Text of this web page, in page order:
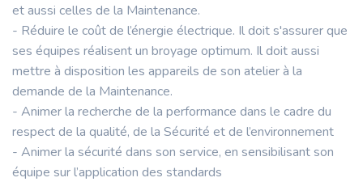
et aussi celles de la Maintenance.
- Réduire le coût de l’énergie électrique. Il doit s'assurer que
ses équipes réalisent un broyage optimum. Il doit aussi
mettre à disposition les appareils de son atelier à la
demande de la Maintenance.
- Animer la recherche de la performance dans le cadre du
respect de la qualité, de la Sécurité et de l’environnement
- Animer la sécurité dans son service, en sensibilisant son
équipe sur l’application des standards